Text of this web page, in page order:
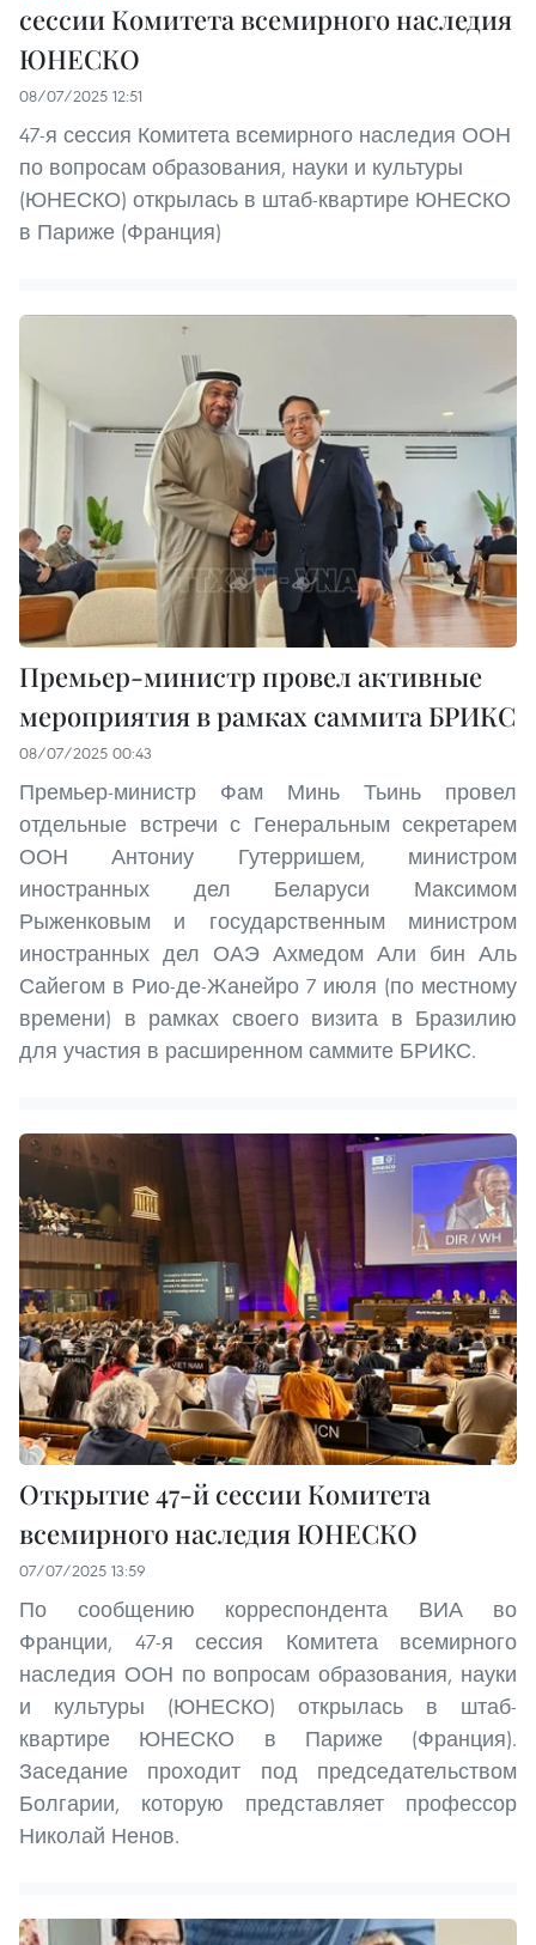
сессии Комитета всемирного наследия
ЮНЕСКО
08/07/2025 12:51
47-я сессия Комитета всемирного наследия ООН
по вопросам образования, науки и культуры
(ЮНЕСКО) открылась в штаб-квартире ЮНЕСКО
в Париже (Франция)
Премьер-министр провел активные
мероприятия в рамках саммита БРИКС
08/07/2025 00:43
Премьер-министр Фам Минь Тьинь провел
отдельные встречи с Генеральным секретарем
ООН Антониу Гутерришем, министром
иностранных дел Беларуси Максимом
Рыженковым и государственным министром
иностранных дел ОАЭ Ахмедом Али бин Аль
Сайегом в Рио-де-Жанейро 7 июля (по местному
времени) в рамках своего визита в Бразилию
для участия в расширенном саммите БРИКС.
Открытие 47-й сессии Комитета
всемирного наследия ЮНЕСКО
07/07/2025 13:59
По сообщению корреспондента ВИА во
Франции, 47-я сессия Комитета всемирного
наследия ООН по вопросам образования, науки
и культуры (ЮНЕСКО) открылась в штаб-
квартире ЮНЕСКО в Париже (Франция).
Заседание проходит под председательством
Болгарии, которую представляет профессор
Николай Ненов.